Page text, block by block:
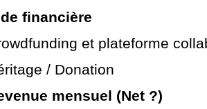
financière
et plateforme
/ Donation
mensuel (Net ?)